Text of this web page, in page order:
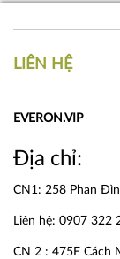
LIÊN HỆ
EVERON.VIP
Địa chỉ:
CN1: 258 Phan
Liên hệ: 0907
CN 2 : 475F Cách